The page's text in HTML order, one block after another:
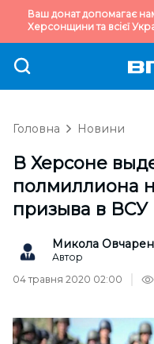
Ваш донат допомагає
Херсонщини та всієї
Головна Новини
В Херсоне
полмиллиона
призыва в ВСУ
Микола
Автор
04 травня 2020 02:00